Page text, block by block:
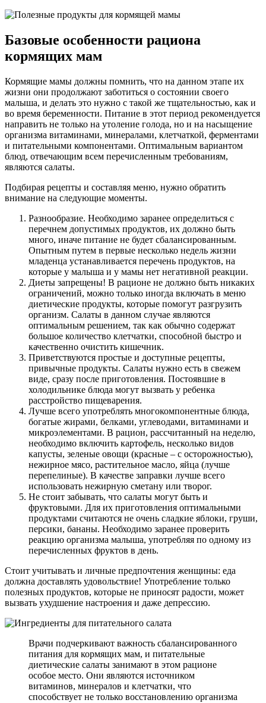
Базовые особенности рациона
кормящих мам
Кормящие мамы должны помнить, что на данном этапе их
жизни они продолжают заботиться о состоянии своего
малыша, и делать это нужно с такой же тщательностью, как и
во время беременности. Питание в этот период рекомендуется
направить не только на утоление голода, но и на насыщение
организма витаминами, минералами, клетчаткой, ферментами
и питательными компонентами. Оптимальным вариантом
блюд, отвечающим всем перечисленным требованиям,
являются салаты.
Подбирая рецепты и составляя меню, нужно обратить
внимание на следующие моменты.
Разнообразие. Необходимо заранее определиться с
перечнем допустимых продуктов, их должно быть
много, иначе питание не будет сбалансированным.
Опытным путем в первые несколько недель жизни
младенца устанавливается перечень продуктов, на
которые у малыша и у мамы нет негативной реакции.
Диеты запрещены! В рационе не должно быть никаких
ограничений, можно только иногда включать в меню
диетические продукты, которые помогут разгрузить
организм. Салаты в данном случае являются
оптимальным решением, так как обычно содержат
большое количество клетчатки, способной быстро и
качественно очистить кишечник.
Приветствуются простые и доступные рецепты,
привычные продукты. Салаты нужно есть в свежем
виде, сразу после приготовления. Постоявшие в
холодильнике блюда могут вызвать у ребенка
расстройство пищеварения.
Лучше всего употреблять многокомпонентные блюда,
богатые жирами, белками, углеводами, витаминами и
микроэлементами. В рацион, рассчитанный на неделю,
необходимо включить картофель, несколько видов
капусты, зеленые овощи (красные – с осторожностью),
нежирное мясо, растительное масло, яйца (лучше
перепелиные). В качестве заправки лучше всего
использовать нежирную сметану или творог.
Не стоит забывать, что салаты могут быть и
фруктовыми. Для их приготовления оптимальными
продуктами считаются не очень сладкие яблоки, груши,
персики, бананы. Необходимо заранее проверить
реакцию организма малыша, употребляя по одному из
перечисленных фруктов в день.
Стоит учитывать и личные предпочтения женщины: еда
должна доставлять удовольствие! Употребление только
полезных продуктов, которые не приносят радости, может
вызвать ухудшение настроения и даже депрессию.
Врачи подчеркивают важность сбалансированного
питания для кормящих мам, и питательные
диетические салаты занимают в этом рационе
особое место. Они являются источником
витаминов, минералов и клетчатки, что
способствует не только восстановлению организма